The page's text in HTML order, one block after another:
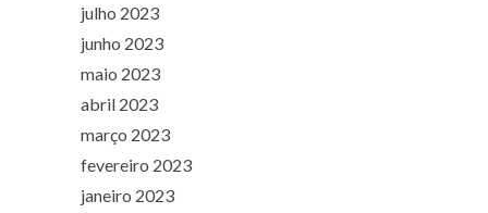
julho 2023
junho 2023
maio 2023
abril 2023
março 2023
fevereiro 2023
janeiro 2023